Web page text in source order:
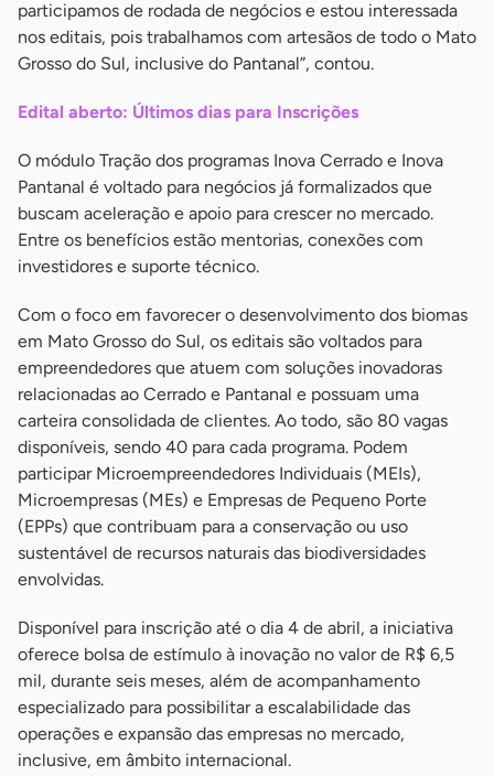
participamos de rodada de negócios e estou interessada
nos editais, pois trabalhamos com artesãos de todo o Mato
Grosso do Sul, inclusive do Pantanal”, contou.
Edital aberto: Últimos dias para Inscrições
O módulo Tração dos programas Inova Cerrado e Inova
Pantanal é voltado para negócios já formalizados que
buscam aceleração e apoio para crescer no mercado.
Entre os benefícios estão mentorias, conexões com
investidores e suporte técnico.
Com o foco em favorecer o desenvolvimento dos biomas
em Mato Grosso do Sul, os editais são voltados para
empreendedores que atuem com soluções inovadoras
relacionadas ao Cerrado e Pantanal e possuam uma
carteira consolidada de clientes. Ao todo, são 80 vagas
disponíveis, sendo 40 para cada programa. Podem
participar Microempreendedores Individuais (MEIs),
Microempresas (MEs) e Empresas de Pequeno Porte
(EPPs) que contribuam para a conservação ou uso
sustentável de recursos naturais das biodiversidades
envolvidas.
Disponível para inscrição até o dia 4 de abril, a iniciativa
oferece bolsa de estímulo à inovação no valor de R$ 6,5
mil, durante seis meses, além de acompanhamento
especializado para possibilitar a escalabilidade das
operações e expansão das empresas no mercado,
inclusive, em âmbito internacional.